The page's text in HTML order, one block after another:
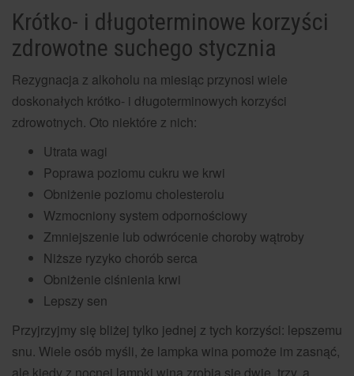
Krótko- i długoterminowe korzyści
zdrowotne suchego stycznia
Rezygnacja z alkoholu na miesiąc przynosi wiele
doskonałych krótko- i długoterminowych korzyści
zdrowotnych. Oto niektóre z nich:
Utrata wagi
Poprawa poziomu cukru we krwi
Obniżenie poziomu cholesterolu
Wzmocniony system odpornościowy
Zmniejszenie lub odwrócenie choroby wątroby
Niższe ryzyko chorób serca
Obniżenie ciśnienia krwi
Lepszy sen
Przyjrzyjmy się bliżej tylko jednej z tych korzyści: lepszemu
snu. Wiele osób myśli, że lampka wina pomoże im zasnąć,
ale kiedy z nocnej lampki wina zrobią się dwie, trzy, a